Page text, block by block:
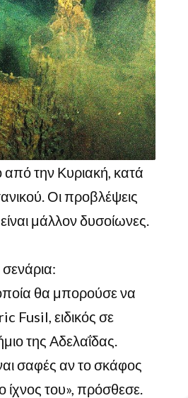
από την Κυριακή, κατά
Οι προβλέψεις
μάλλον δυσοίωνες.
θα μπορούσε να
Fusil, ειδικός σε
της Αδελαΐδας.
σαφές αν το σκάφος
ίχνος του», πρόσθεσε.